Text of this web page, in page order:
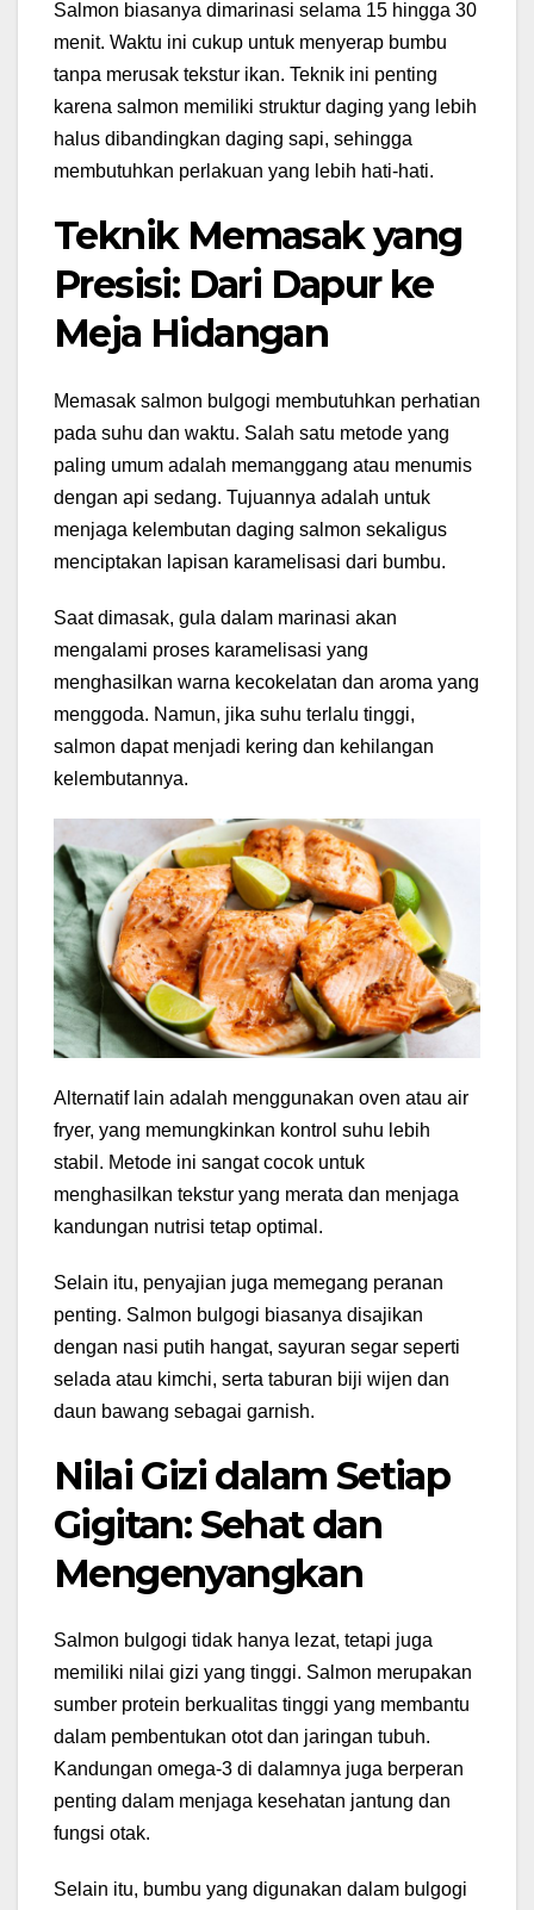
Salmon biasanya dimarinasi selama 15 hingga 30
menit. Waktu ini cukup untuk menyerap bumbu
tanpa merusak tekstur ikan. Teknik ini penting
karena salmon memiliki struktur daging yang lebih
halus dibandingkan daging sapi, sehingga
membutuhkan perlakuan yang lebih hati-hati.
Teknik Memasak yang
Presisi: Dari Dapur ke
Meja Hidangan
Memasak salmon bulgogi membutuhkan perhatian
pada suhu dan waktu. Salah satu metode yang
paling umum adalah memanggang atau menumis
dengan api sedang. Tujuannya adalah untuk
menjaga kelembutan daging salmon sekaligus
menciptakan lapisan karamelisasi dari bumbu.
Saat dimasak, gula dalam marinasi akan
mengalami proses karamelisasi yang
menghasilkan warna kecokelatan dan aroma yang
menggoda. Namun, jika suhu terlalu tinggi,
salmon dapat menjadi kering dan kehilangan
kelembutannya.
Alternatif lain adalah menggunakan oven atau air
fryer, yang memungkinkan kontrol suhu lebih
stabil. Metode ini sangat cocok untuk
menghasilkan tekstur yang merata dan menjaga
kandungan nutrisi tetap optimal.
Selain itu, penyajian juga memegang peranan
penting. Salmon bulgogi biasanya disajikan
dengan nasi putih hangat, sayuran segar seperti
selada atau kimchi, serta taburan biji wijen dan
daun bawang sebagai garnish.
Nilai Gizi dalam Setiap
Gigitan: Sehat dan
Mengenyangkan
Salmon bulgogi tidak hanya lezat, tetapi juga
memiliki nilai gizi yang tinggi. Salmon merupakan
sumber protein berkualitas tinggi yang membantu
dalam pembentukan otot dan jaringan tubuh.
Kandungan omega-3 di dalamnya juga berperan
penting dalam menjaga kesehatan jantung dan
fungsi otak.
Selain itu, bumbu yang digunakan dalam bulgogi